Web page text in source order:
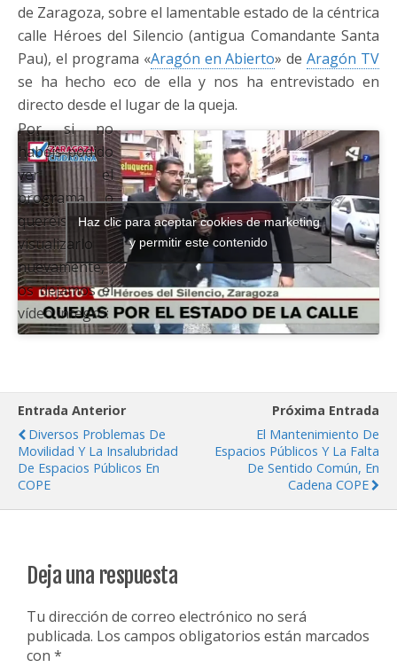
de Zaragoza, sobre el lamentable estado de la céntrica
calle Héroes del Silencio (antigua Comandante Santa
Pau), el programa «Aragón en Abierto» deAragón TV
se ha hecho eco de ella y nos ha entrevistado en
directo desde el lugar de la queja.
Por si no
habéis podido
ver el
programa o
queréis
visualizarlo
nuevamente,
os dejamos el
vídeo íntegro:
Haz clic para aceptar cookies de marketing
y permitir este contenido
Entrada Anterior
Diversos Problemas De
Movilidad Y La Insalubridad
De Espacios Públicos En
COPE
Próxima Entrada
El Mantenimiento De
Espacios Públicos Y La Falta
De Sentido Común, En
Cadena COPE
Deja una respuesta
Tu dirección de correo electrónico no será
publicada. Los campos obligatorios están marcados
con *